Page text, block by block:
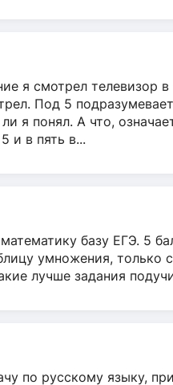
я смотрел телевизор
Под 5
я понял. А что,
и в пять в...
базу ЕГЭ. 5
умножения, только
лучше задания
по русскому языку,